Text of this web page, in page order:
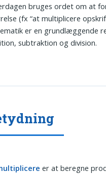
bruges ordet om at
(fx “at multiplicere
er en grundlæggende
subtraktion og division.
er at beregne